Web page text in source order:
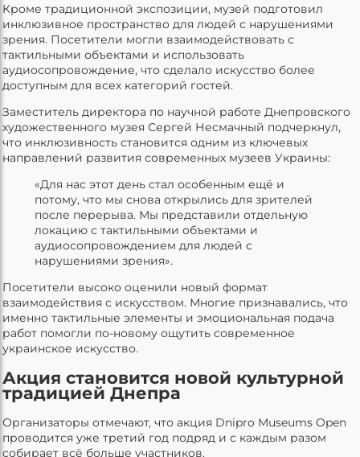
Кроме традиционной экспозиции, музей подготовил
инклюзивное пространство для людей с нарушениями
зрения. Посетители могли взаимодействовать с
тактильными объектами и использовать
аудиосопровождение, что сделало искусство более
доступным для всех категорий гостей.
Заместитель директора по научной работе Днепровского
художественного музея Сергей Несмачный подчеркнул,
что инклюзивность становится одним из ключевых
направлений развития современных музеев Украины:
«Для нас этот день стал особенным ещё и
потому, что мы снова открылись для зрителей
после перерыва. Мы представили отдельную
локацию с тактильными объектами и
аудиосопровождением для людей с
нарушениями зрения».
Посетители высоко оценили новый формат
взаимодействия с искусством. Многие признавались, что
именно тактильные элементы и эмоциональная подача
работ помогли по-новому ощутить современное
украинское искусство.
Акция становится новой культурной
традицией Днепра
Организаторы отмечают, что акция Dnipro Museums Open
проводится уже третий год подряд и с каждым разом
собирает всё больше участников.